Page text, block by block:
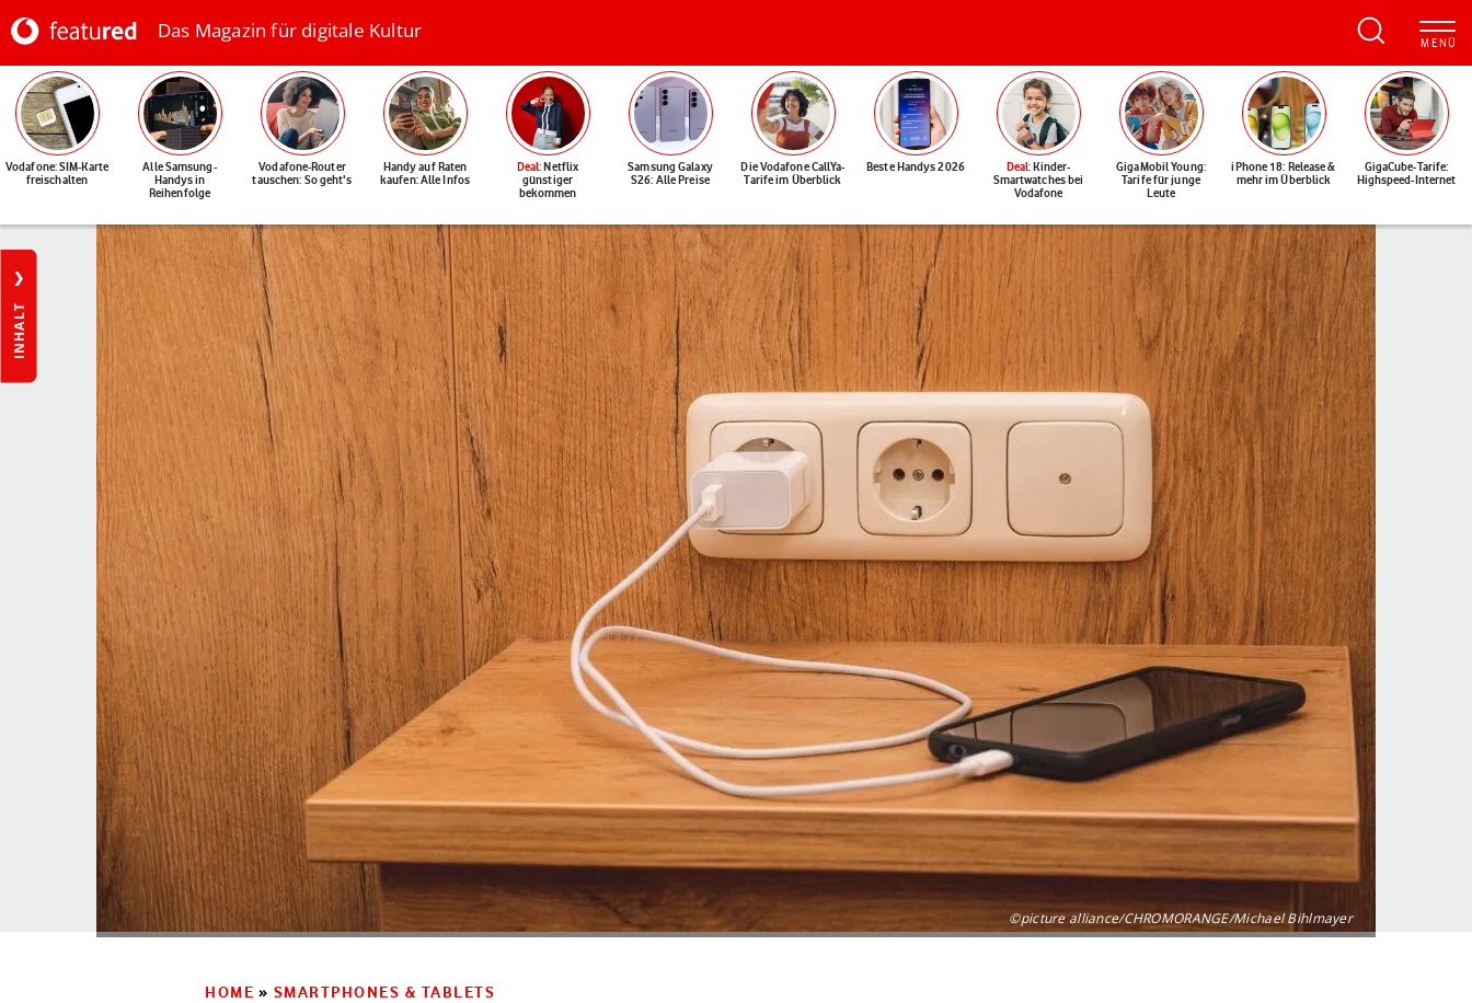
Das Magazin für digitale Kultur
Vodafone: SIM-Karte
freischalten
Alle Samsung-
Handys in
Reihenfolge
Vodafone-Router
tauschen: So geht's
Handy auf Raten
kaufen: Alle Infos
Deal: Netflix
günstiger
bekommen
Samsung Galaxy
S26: Alle Preise
Die Vodafone CallYa-
Tarife im Überblick
Beste Handys 2026 Deal: Kinder-
Smartwatches bei
Vodafone
GigaMobil Young:
Tarife für junge
Leute
iPhone 18: Release &
mehr im Überblick
GigaCube-Tarife:
Highspeed-Internet
INHALT
©picture alliance/CHROMORANGE/Michael Bihlmayer
HOME » SMARTPHONES & TABLETS